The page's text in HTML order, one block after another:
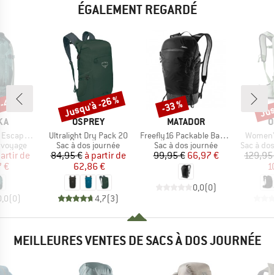
ÉGALEMENT REGARDÉ
50+15
réduit
de
€
(0)
%
MARQUE
OSPREY
Article
Ultralight Dry Pack 20
Product group
Sac à dos journée
Prix
84,95 € Prix réduit
à partir de
62,86 €
4,7(3)
Remise
Jusqu'à -26 %
MARQUE
MATADOR
Article
Freefly16 Packable Backpack
Product group
Sac à dos journée
Prix
99,95 €Prix réduit
66,97 €
0,0(0)
Remise
-33 %
Article
Product
Sac à
MEILLEURES VENTES DE SACS À DOS JOURNÉE